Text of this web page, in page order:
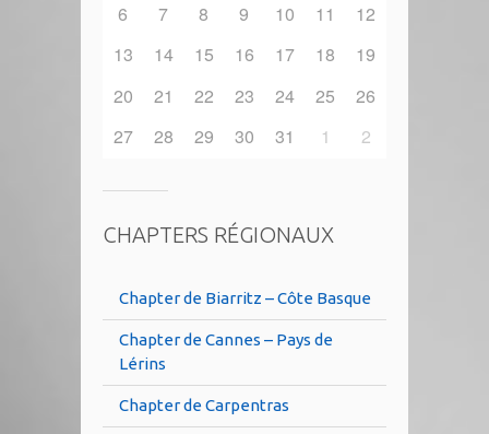
6
7 8 9 10 11
12
13
14 15 16 17 18
19
20
21 22 23 24 25
26
27
28 29 30 31 1 2
CHAPTERS RÉGIONAUX
Chapter de Biarritz – Côte Basque
Chapter de Cannes – Pays de
Lérins
Chapter de Carpentras